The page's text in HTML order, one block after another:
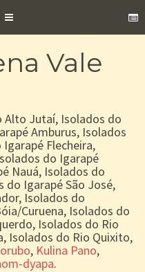
Toggle
Vale
Alto Jutaí, Isolados do
Amburus, Isolados
Flecheira,
do Igarapé
Nauá, Isolados do
do Igarapé São José,
Isolados do
Curuena, Isolados do
Isolados do Rio
Isolados do Rio Quixito,
, Kulina Pano,
dyapa.